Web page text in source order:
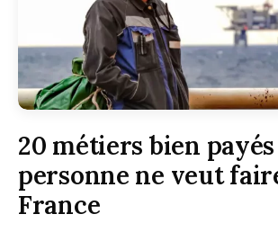
20 métiers bien
personne ne veut
France